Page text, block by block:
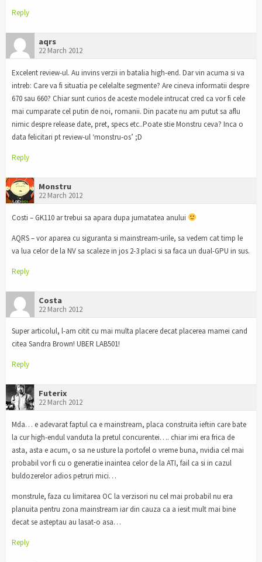
Reply
aqrs
22 March 2012
Excelent review-ul. Au invins verzii in batalia high-end. Dar vin acuma si va
intreb: Care va fi situatia pe celelalte segmente? Are cineva informatii despre
670 sau 660? Chiar sunt curios de aceste modele intrucat cred ca vor fi cele
mai cumparate cel putin de noi, romanii. Din pacate nu am putut sa aflu
nimic despre release date, pret, specs etc..Poate stie Monstru ceva? Inca o
data felicitari pt review-ul ‘monstru-os’ ;D
Reply
Monstru
22 March 2012
Costi – GK110 ar trebui sa apara dupa jumatatea anului
AQRS – vor aparea cu siguranta si mainstream-urile, sa vedem cat timp le
va lua celor de la NV sa scaleze in jos 2-3 placi si sa faca un dual-GPU in sus.
Reply
Costa
22 March 2012
Super articolul, l-am citit cu mai multa placere decat placerea mamei cand
citea Sandra Brown! UBER LAB501!
Reply
Futerix
22 March 2012
Mda… e adevarat faptul ca e mainstream, placa construita ieftin care bate
la cur high-endul vanduta la pretul concurentei…. chiar imi era frica de
asta, asta e acum, o sa ne usture la portofel o vreme buna, nvidia cel mai
probabil vor fi cu o generatie inaintea celor de la ATI, fail ca si in cazul
buldozerelor adios petruri mici…
monstrule, faza cu limitarea OC la verzisori nu cel mai probabil nu era
planuita pentru zona mainstream iar din cauza ca a iesit mult mai bine
decat se asteptau au lasat-o asa…
Reply